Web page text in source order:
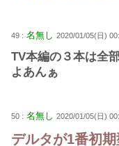
49 : 名無し 2020/01/05(日)
TV本編の３本は全
よあんぁ
50 : 名無し 2020/01/05(日)
デルタが1番初